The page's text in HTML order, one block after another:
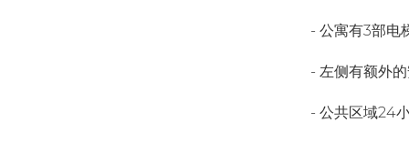
- 公寓有3部电
- 左侧有额外
- 公共区域24